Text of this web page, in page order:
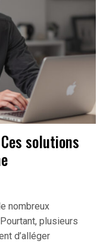
solutions
nombreux
plusieurs
d’alléger